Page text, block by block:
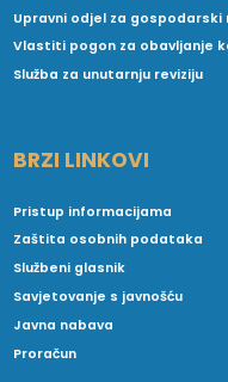
Upravni odjel za gospodarski
Vlastiti pogon za obavljanje
Služba za unutarnju reviziju
BRZI LINKOVI
Pristup informacijama
Zaštita osobnih podataka
Službeni glasnik
Savjetovanje s javnošću
Javna nabava
Proračun